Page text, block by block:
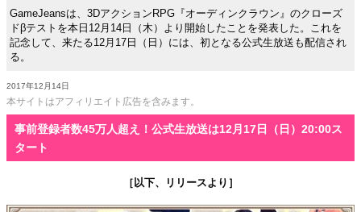
GameJeansは、3DアクションRPG『オーディンクラウン』のクローズ
ドβテストを本日12月14日（木）より開始したことを発表した。これを
記念して、来たる12月17日（日）には、初となる公式生放送も配信され
る。
2017年12月14日
本サイトはアフィリエイト広告を含みます。
事前登録者数45万人超え！公式生放送は12月17日（日）20:00ス
タート
［以下、リリースより］